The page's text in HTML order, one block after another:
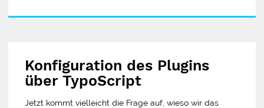
Konfiguration des Plugins
über TypoScript
Jetzt kommt vielleicht die Frage auf, wieso wir das